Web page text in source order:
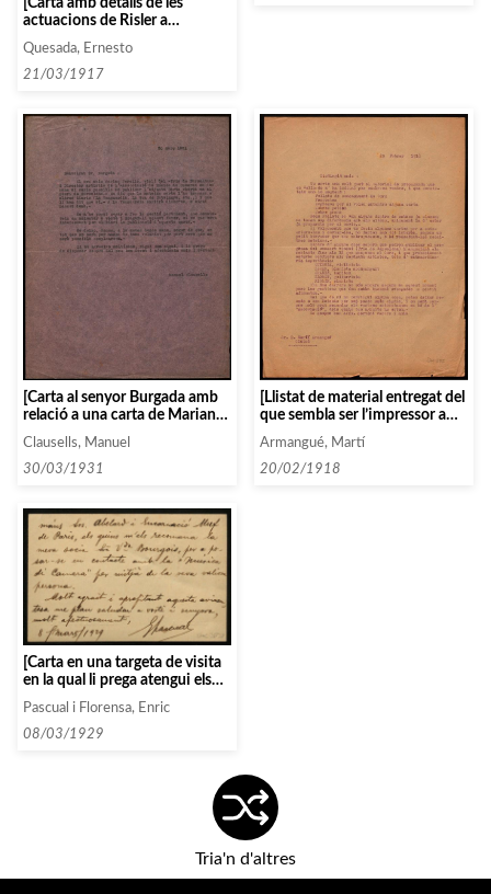
actuacions de Risler a
Quesada, Ernesto
21/03/1917
[Carta al senyor Burgada amb
relació a una carta de Marian
Perelló que vol ser publicada]
Clausells, Manuel
30/03/1931
[Llistat de material entregat del
que sembla ser l’impressor a
qui l’Associació encarrega
follets, impressos, programes
etc]
Armangué, Martí
20/02/1918
[Carta en una targeta de visita
en la qual li prega atengui els
Muf de Paris»]
Pascual i Florensa, Enric
08/03/1929
Tria'n d'altres